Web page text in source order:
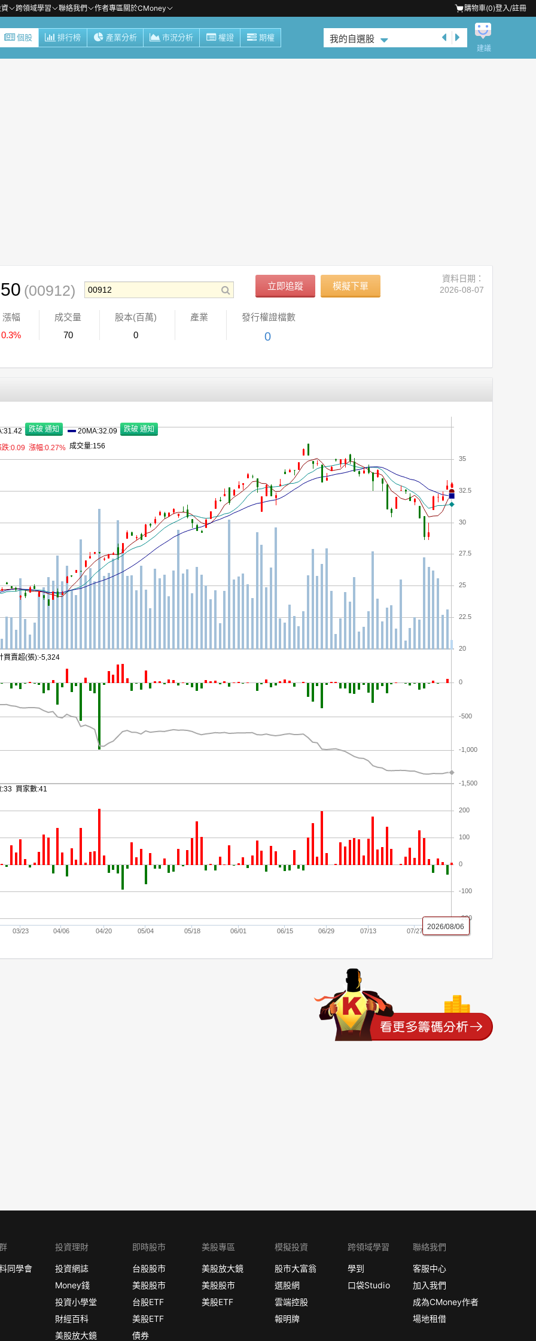
跨領域學習 聯絡我們 作者專區關於CMoney 購物車(0)登入/註冊
個股 排行榜 產業分析 市況分析 權證 期權 我的自選股
建議
(00912) 立即追蹤 模擬下單
資料日期：
2026-08-07
漲幅
0.3%
成交量
70
股本(百萬)
0
產業 發行權證檔數
0
04/06 05/04 06/01 06/29 07/27
03/23 04/20 05/18 06/15 07/13
20
22.5
25
27.5
30
32.5
35
-1,500
-1,000
-500
0
-200
-100
0
100
200
2026/08/06
20MA:32.09
跌:0.09 漲幅:0.27% 成交量:156
買賣超(張):-5,324
:33 買家數:41
同學會
投資理財
投資網誌
Money錢
投資小學堂
財經百科
美股放大鏡
即時股市
台股股市
美股股市
台股ETF
美股ETF
債券
美股專區
美股放大鏡
美股股市
美股ETF
模擬投資
股市大富翁
選股網
雲端控股
報明牌
跨領域學習
學到
口袋Studio
聯絡我們
客服中心
加入我們
成為CMoney作者
場地租借